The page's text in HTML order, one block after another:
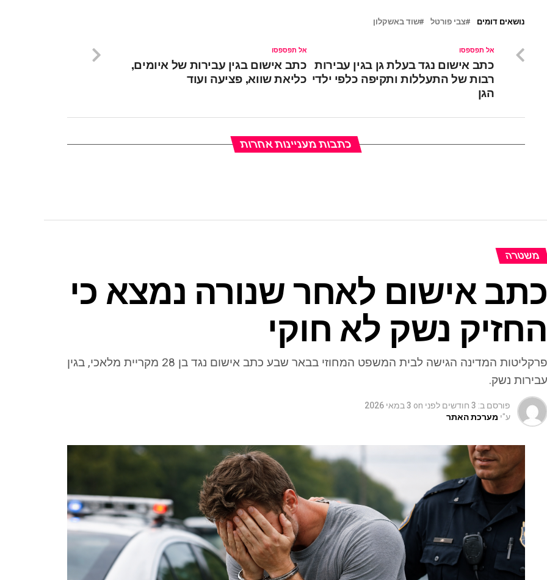
נושאים דומים צבי פורטל שוד באשקלון
אל תפספסו
כתב אישום בגין עבירות של איומים,
כליאת שווא, פציעה ועוד
אל תפספסו
כתב אישום נגד בעלת גן בגין עבירות
רבות של התעללות ותקיפה כלפי ילדי
הגן
כתבות מעניינות אחרות
משטרה
כתב אישום לאחר שנורה נמצא כי
החזיק נשק לא חוקי
פרקליטות המדינה הגישה לבית המשפט המחוזי בבאר שבע כתב אישום נגד בן 28 מקריית מלאכי, בגין
עבירות נשק.
פורסם ב: 3 חודשים לפני on 3 במאי 2026
ע"י מערכת האתר